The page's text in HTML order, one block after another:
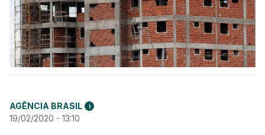
AGÊNCIA BRASIL i
19/02/2020 - 13:10